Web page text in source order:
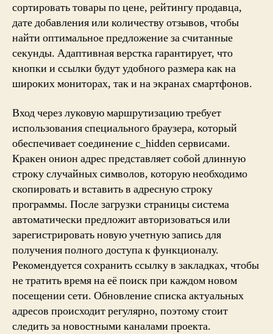
сортировать товары по цене, рейтингу продавца,
дате добавления или количеству отзывов, чтобы
найти оптимальное предложение за считанные
секунды. Адаптивная верстка гарантирует, что
кнопки и ссылки будут удобного размера как на
широких мониторах, так и на экранах смартфонов.
Вход через луковую маршрутизацию требует
использования специального браузера, который
обеспечивает соединение с_hidden сервисами.
Кракен онион адрес представляет собой длинную
строку случайных символов, которую необходимо
скопировать и вставить в адресную строку
программы. После загрузки страницы система
автоматически предложит авторизоваться или
зарегистрировать новую учетную запись для
получения полного доступа к функционалу.
Рекомендуется сохранить ссылку в закладках, чтобы
не тратить время на её поиск при каждом новом
посещении сети. Обновление списка актуальных
адресов происходит регулярно, поэтому стоит
следить за новостными каналами проекта.